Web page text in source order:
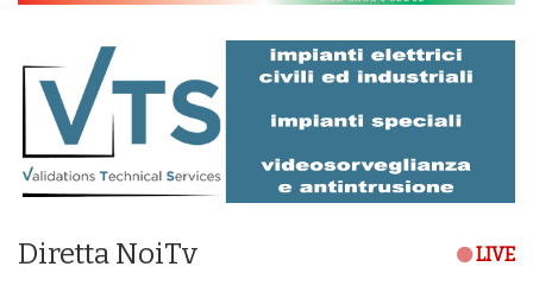
Diretta NoiTv LIVE